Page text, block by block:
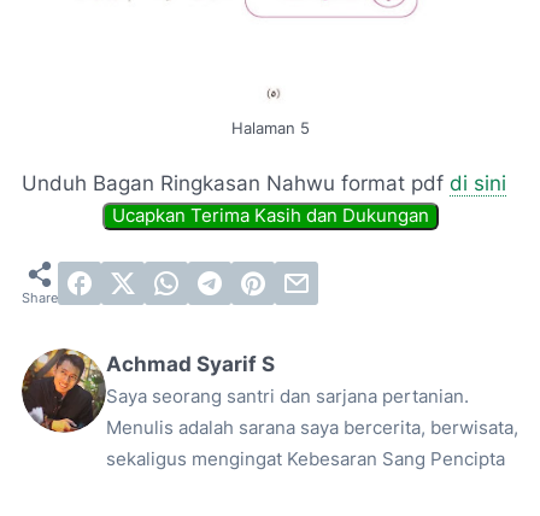
Halaman 5
Unduh Bagan Ringkasan Nahwu format pdf di sini
Achmad Syarif S
Saya seorang santri dan sarjana pertanian.
Menulis adalah sarana saya bercerita, berwisata,
sekaligus mengingat Kebesaran Sang Pencipta